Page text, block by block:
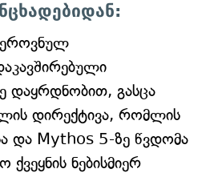
ეროვნულ
დაყრდნობით, გასცა
დირექტივა, რომლის
და Mythos 5-ზე წვდომა
ნებისმიერ